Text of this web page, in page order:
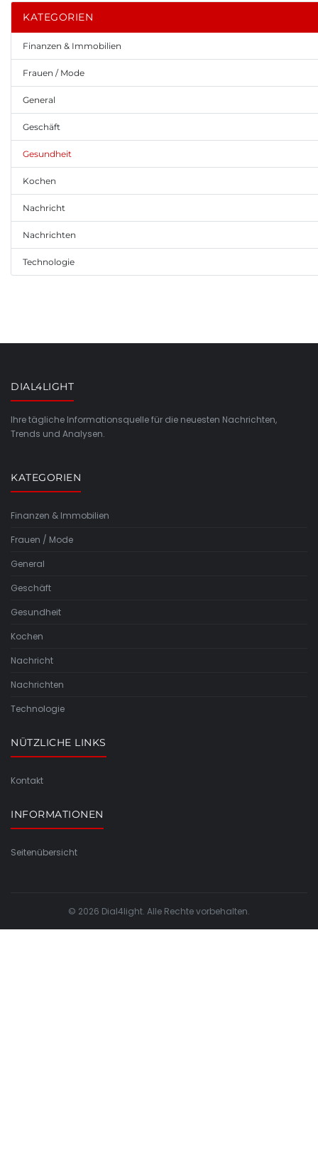
KATEGORIEN
Finanzen & Immobilien
Frauen / Mode
General
Geschäft
Gesundheit
Kochen
Nachricht
Nachrichten
Technologie
DIAL4LIGHT
Ihre tägliche Informationsquelle für die neuesten Nachrichten,
Trends und Analysen.
KATEGORIEN
Finanzen & Immobilien
Frauen / Mode
General
Geschäft
Gesundheit
Kochen
Nachricht
Nachrichten
Technologie
NÜTZLICHE LINKS
Kontakt
INFORMATIONEN
Seitenübersicht
© 2026 Dial4light. Alle Rechte vorbehalten.